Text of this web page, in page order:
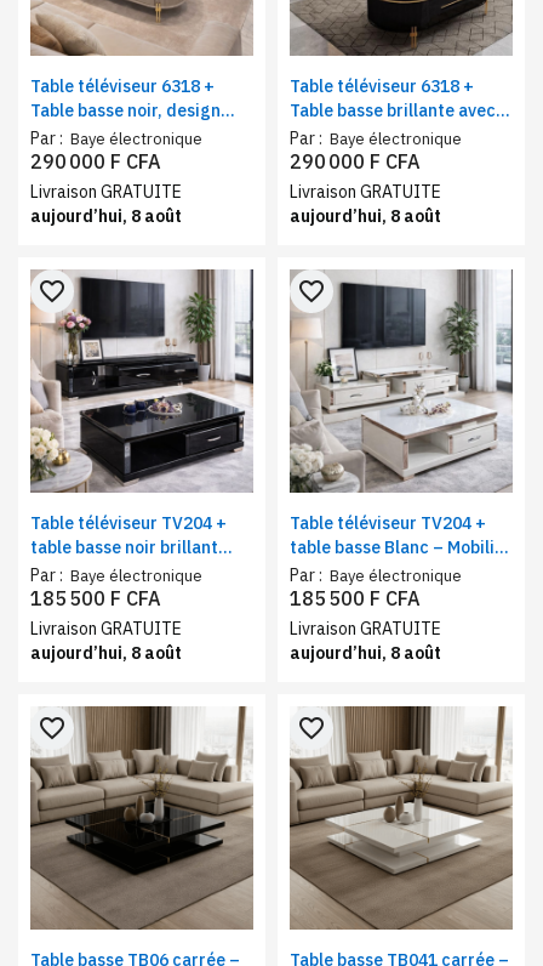
Table téléviseur 6318 +
Table basse noir, design
élégant
Par : Baye électronique
290 000 F CFA
Livraison GRATUITE
aujourd’hui, 8 août
Table téléviseur 6318 +
Table basse brillante avec
accents dorés
Par : Baye électronique
290 000 F CFA
Livraison GRATUITE
aujourd’hui, 8 août
Table téléviseur TV204 +
table basse noir brillant
avec poignées chromées
Par : Baye électronique
favorite_border
185 500 F CFA
Livraison GRATUITE
aujourd’hui, 8 août
Table téléviseur TV204 +
table basse Blanc – Mobilier
moderne
Par : Baye électronique
favorite_border
185 500 F CFA
Livraison GRATUITE
aujourd’hui, 8 août
Table basse TB06 carrée –
favorite_border
Table basse TB041 carrée –
favorite_border